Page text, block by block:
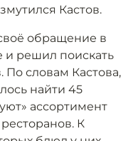
Кастов.
обращение в
и решил поискать
По словам Кастова,
найти 45
ассортимент
К